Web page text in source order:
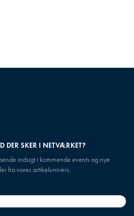
DER SKER I NETVÆRKET?
indsigt i kommende events og nye
fra vores artikelunivers.